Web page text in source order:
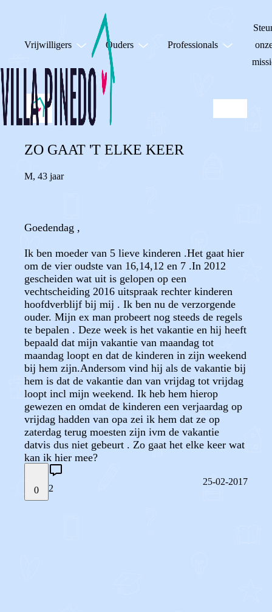
Vrijwilligers Ouders Professionals
ZO GAAT 'T ELKE KEER
M, 43 jaar
Goedendag ,
Ik ben moeder van 5 lieve kinderen .Het gaat hier
om de vier oudste van 16,14,12 en 7 .In 2012
gescheiden wat uit is gelopen op een
vechtscheiding 2016 uitspraak rechter kinderen
hoofdverblijf bij mij . Ik ben nu de verzorgende
ouder. Mijn ex man probeert nog steeds de regels
te bepalen . Deze week is het vakantie en hij heeft
bepaald dat mijn vakantie van maandag tot
maandag loopt en dat de kinderen in zijn weekend
bij hem zijn.Andersom vind hij als de vakantie bij
hem is dat de vakantie dan van vrijdag tot vrijdag
loopt incl mijn weekend. Ik heb hem hierop
gewezen en omdat de kinderen een verjaardag op
vrijdag hadden van opa zei ik hem dat ze op
zaterdag terug moesten zijn ivm de vakantie
datvis dus niet gebeurt . Zo gaat het elke keer wat
kan ik hier mee?
0 2
25-02-2017